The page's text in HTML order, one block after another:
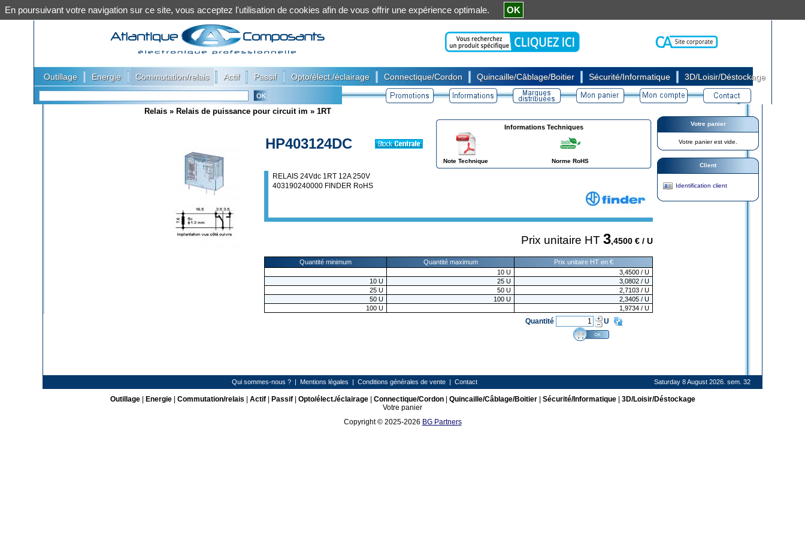
Outillage Energie Commutation/relais Actif Passif Opto/élect./éclairage Connectique/Cordon Quincaille/Câblage/Boitier Sécurité/Informatique 3D/Loisir/Déstockage
Relais » Relais de puissance pour circuit im » 1RT
HP403124DC
Informations Techniques
Note Technique Norme RoHS
RELAIS 24Vdc 1RT 12A 250V
403190240000 FINDER RoHS
Prix unitaire HT 3,4500 € / U
Quantité minimum Quantité maximum
Prix unitaire HT en €
10 U 3,4500 / U
10 U 25 U 3,0802 / U
25 U 50 U 2,7103 / U
50 U 100 U 2,3405 / U
100 U 1,9734 / U
Quantité U
Votre panier
Votre panier est vide.
Client
Identification client
Qui sommes-nous ?| Mentions légales | Conditions générales de vente| Contact Saturday 8 August 2026. sem. 32
Outillage| Energie| Commutation/relais Actif| Passif| Opto/élect./éclairage| Connectique/Cordon| Quincaille/Câblage/Boitier| Sécurité/Informatique| 3D/Loisir/Déstockage
Votre panier
Copyright © 2025-2026 BG Partners
En poursuivant votre navigation sur ce site, vous acceptez l'utilisation de cookies afin de vous offrir une expérience optimale. OK